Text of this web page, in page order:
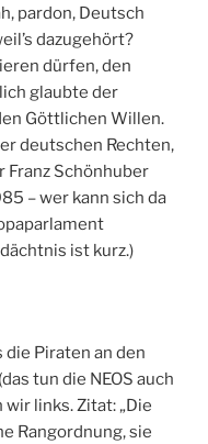
pardon, Deutsch
dazugehört?
dürfen, den
glaubte der
Göttlichen Willen.
deutschen Rechten,
Franz Schönhuber
– wer kann sich da
ist kurz.)
Piraten an den
tun die NEOS auch
wir links. Zitat: „Die
Rangordnung, sie